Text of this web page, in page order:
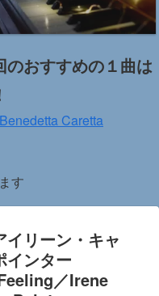
おすすめの１曲は
Caretta
す
イリーン・キャ
インター
／Irene